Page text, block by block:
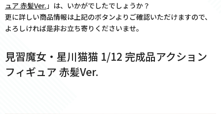
ュア 赤髪Ver.」は、いかがでしたでしょうか？
更に詳しい商品情報は上記のボタンよりご確認いただけますので、
よろしければ是非お立ち寄りくださいませ。
見習魔女・星川猫猫 1/12 完成品アクション
フィギュア 赤髪Ver.